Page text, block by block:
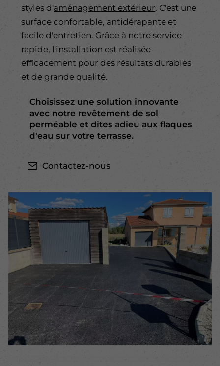
styles d'aménagement extérieur. C'est une
surface confortable, antidérapante et
facile d'entretien. Grâce à notre service
rapide, l'installation est réalisée
efficacement pour des résultats durables
et de grande qualité.
Choisissez une solution innovante
avec notre revêtement de sol
perméable et dites adieu aux flaques
d'eau sur votre terrasse.
Contactez-nous